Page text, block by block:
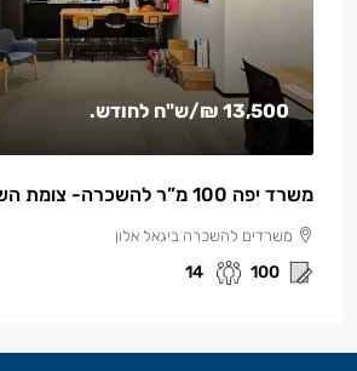
13,500 ₪ /ש"ח לחודש.
משרד יפה 100 מ”ר להשכרה- צומת השלום
משרדים להשכרה ביגאל אלון
100
14